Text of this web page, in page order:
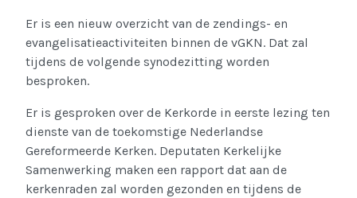
Er is een nieuw overzicht van de zendings- en
evangelisatieactiviteiten binnen de vGKN. Dat zal
tijdens de volgende synodezitting worden
besproken.
Er is gesproken over de Kerkorde in eerste lezing ten
dienste van de toekomstige Nederlandse
Gereformeerde Kerken. Deputaten Kerkelijke
Samenwerking maken een rapport dat aan de
kerkenraden zal worden gezonden en tijdens de